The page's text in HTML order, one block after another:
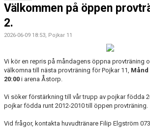
Välkommen på öppen
2.
2026-06-09 18:53, Pojkar 11
Vi kör en repris på måndagens öppna provträning
välkomna till nästa provträning för Pojkar 11, Månd
20:00 i arena Åstorp.
Vi söker förstärkning till vår trupp av pojkar födda
pojkar födda runt 2012-2010 till öppen provträning.
Vid frågor, kontakta huvudtränare Filip Elgström